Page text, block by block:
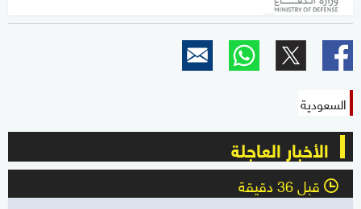
السعودية
الأخبار العاجلة
l قبل 36 دقيقة